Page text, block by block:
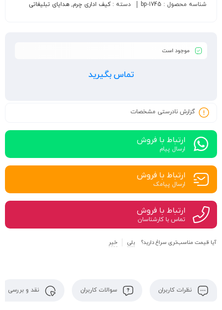
شناسه محصول : bp-1745 دسته :کیف اداری چرم, هدایای تبلیغاتی
موجود است
تماس بگیرید
گزارش نادرستی مشخصات
ارتباط با فروش
ارسال پیام
ارتباط با فروش
ارسال پیامک
ارتباط با فروش
تماس با کارشناسان
آیا قیمت مناسب‌تری سراغ دارید؟ بلی خیر
نظرات کاربران سوالات کاربران نقد و بررسی